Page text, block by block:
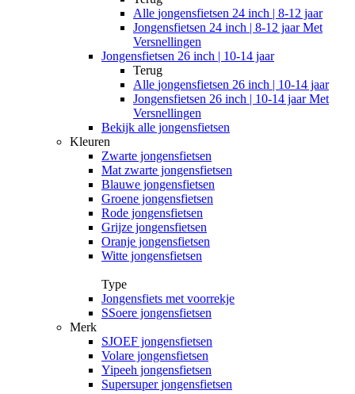
Alle jongensfietsen 24 inch | 8-12 jaar
Jongensfietsen 24 inch | 8-12 jaar Met
Versnellingen
Jongensfietsen 26 inch | 10-14 jaar
Terug
Alle jongensfietsen 26 inch | 10-14 jaar
Jongensfietsen 26 inch | 10-14 jaar Met
Versnellingen
Bekijk alle jongensfietsen
Kleuren
Zwarte jongensfietsen
Mat zwarte jongensfietsen
Blauwe jongensfietsen
Groene jongensfietsen
Rode jongensfietsen
Grijze jongensfietsen
Oranje jongensfietsen
Witte jongensfietsen
Type
Jongensfiets met voorrekje
SSoere jongensfietsen
Merk
SJOEF jongensfietsen
Volare jongensfietsen
Yipeeh jongensfietsen
Supersuper jongensfietsen